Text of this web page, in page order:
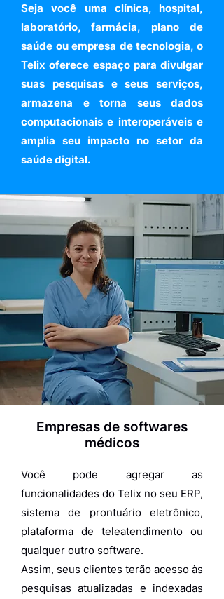
Seja você uma clínica, hospital,
laboratório, farmácia, plano de
saúde ou empresa de tecnologia, o
Telix oferece espaço para divulgar
suas pesquisas e seus serviços,
armazena e torna seus dados
computacionais e interoperáveis e
amplia seu impacto no setor da
saúde digital.
Empresas de softwares
médicos
Você pode agregar as
funcionalidades do Telix no seu ERP,
sistema de prontuário eletrônico,
plataforma de teleatendimento ou
qualquer outro software.
Assim, seus clientes terão acesso às
pesquisas atualizadas e indexadas